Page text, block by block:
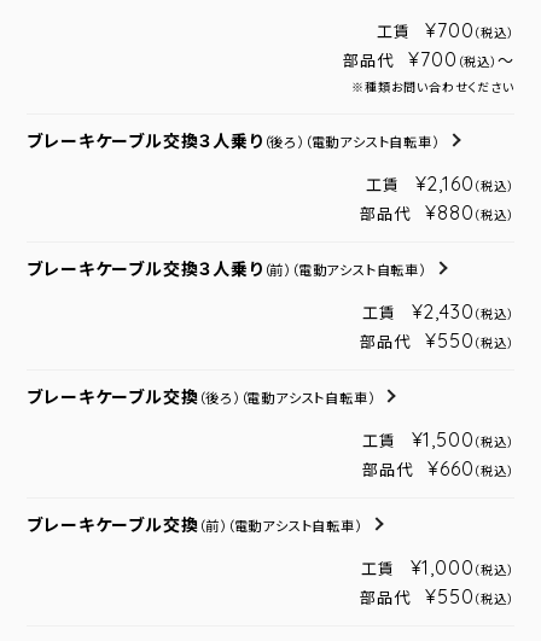
工賃 ¥700 （税込）
部品代 ¥700 （税込） ～
※種類お問い合わせください
ブレーキケーブル交換３人乗り （後ろ） （電動アシスト自転車）
工賃 ¥2,160 （税込）
部品代 ¥880 （税込）
ブレーキケーブル交換３人乗り （前） （電動アシスト自転車）
工賃 ¥2,430 （税込）
部品代 ¥550 （税込）
ブレーキケーブル交換 （後ろ） （電動アシスト自転車）
工賃 ¥1,500 （税込）
部品代 ¥660 （税込）
ブレーキケーブル交換 （前） （電動アシスト自転車）
工賃 ¥1,000 （税込）
部品代 ¥550 （税込）